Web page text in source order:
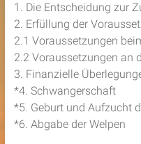
1. Die Entscheidung zur
2. Erfüllung der
2.1 Voraussetzungen
2.2 Voraussetzungen an
3. Finanzielle
*4. Schwangerschaft
*5. Geburt und Aufzucht
*6. Abgabe der Welpen